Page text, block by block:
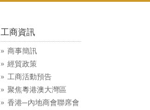
工商資訊
商事簡訊
經貿政策
工商活動預告
聚焦粵港澳大灣區
香港─內地商會聯席會